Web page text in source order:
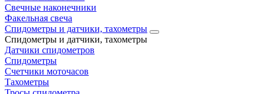
Свечные наконечники
Факельная свеча
Спидометры и датчики, тахометры
Спидометры и датчики, тахометры
Датчики спидометров
Спидометры
Счетчики моточасов
Тахометры